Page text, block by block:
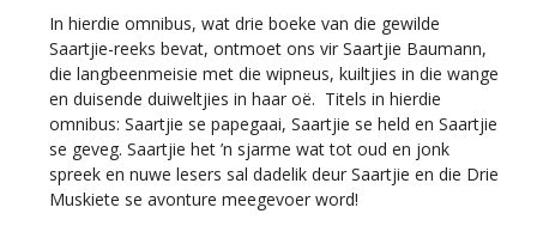
In hierdie omnibus, wat drie boeke van die gewilde
Saartjie-reeks bevat, ontmoet ons vir Saartjie Baumann,
die langbeenmeisie met die wipneus, kuiltjies in die wange
en duisende duiweltjies in haar oë. Titels in hierdie
omnibus: Saartjie se papegaai, Saartjie se held en Saartjie
se geveg. Saartjie het ’n sjarme wat tot oud en jonk
spreek en nuwe lesers sal dadelik deur Saartjie en die Drie
Muskiete se avonture meegevoer word!